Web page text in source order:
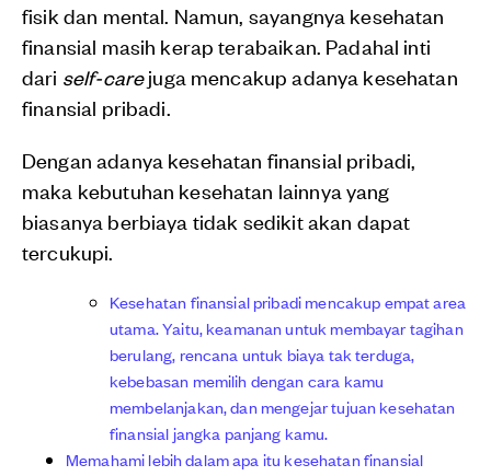
fisik dan mental. Namun, sayangnya kesehatan
finansial masih kerap terabaikan. Padahal inti
dari self-carejuga mencakup adanya kesehatan
finansial pribadi.
Dengan adanya kesehatan finansial pribadi,
maka kebutuhan kesehatan lainnya yang
biasanya berbiaya tidak sedikit akan dapat
tercukupi.
Kesehatan finansial pribadi mencakup empat area
utama. Yaitu, keamanan untuk membayar tagihan
berulang, rencana untuk biaya tak terduga,
kebebasan memilih dengan cara kamu
membelanjakan, dan mengejar tujuan kesehatan
finansial jangka panjang kamu.
Memahami lebih dalam apa itu kesehatan finansial